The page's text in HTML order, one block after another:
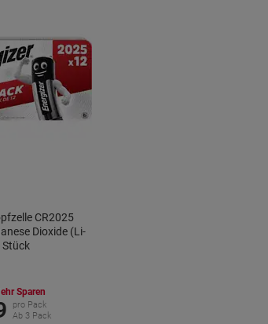
CR2025
Dioxide (Li-
Stück
Sparen
pro Pack
Ab 3 Pack